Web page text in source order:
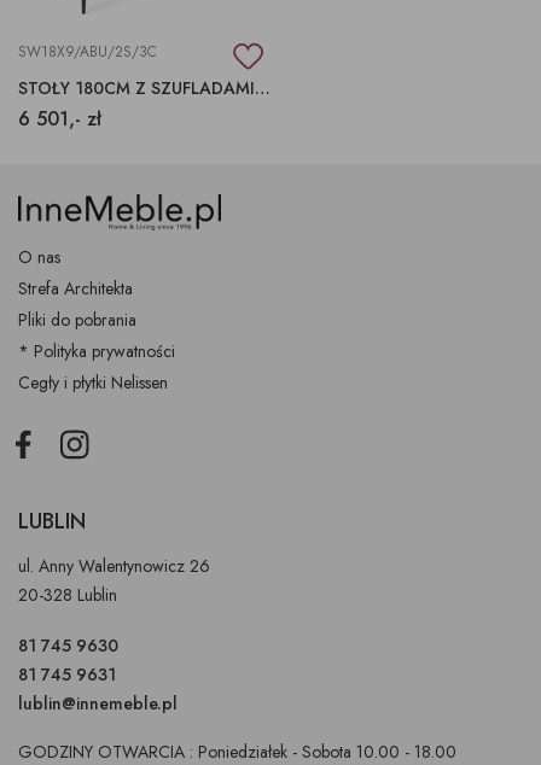
SW18X9/ABU/2S/3C
STOŁY 180CM Z SZUFLADAMI 30MM GRUBOŚĆ BLATU
6 501,- zł
O nas
Strefa Architekta
Pliki do pobrania
* Polityka prywatności
Cegły i płytki Nelissen
FacebookInstagram
LUBLIN
ul. Anny Walentynowicz 26
20-328 Lublin
81 745 9630
81 745 9631
lublin@innemeble.pl
GODZINY OTWARCIA : Poniedziałek - Sobota 10.00 - 18.00